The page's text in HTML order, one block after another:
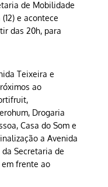
de Mobilidade
e acontece
das 20h, para
Teixeira e
ao
Drogaria
Casa do Som e
a Avenida
Secretaria de
em frente ao